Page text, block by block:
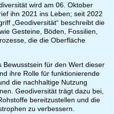
wird am 06. Oktober
ihn 2021 ins Leben; seit 2022
„Geodiversität“ beschreibt die
Gesteine, Böden, Fossilien,
die die Oberfläche
Bewusstsein für den Wert dieser
ihre Rolle für funktionierende
die nachhaltige Nutzung
Geodiversität trägt dazu bei,
bereitzustellen und die
zu verbessern.